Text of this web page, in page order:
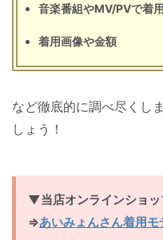
音楽番組やMV/PVで着
着用画像や金額
など徹底的に調べ尽くし
しょう！
▼当店オンラインショッ
⇒あいみょんさん着用モ